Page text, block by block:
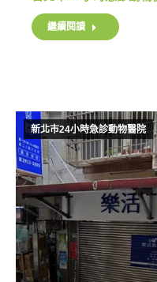
繼續閱讀
新北市24小時急診動物醫院